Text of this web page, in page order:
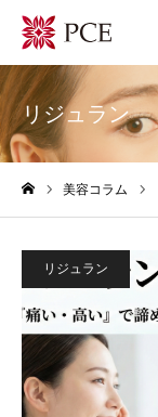
リジュラン
美容コラム
リジュラン